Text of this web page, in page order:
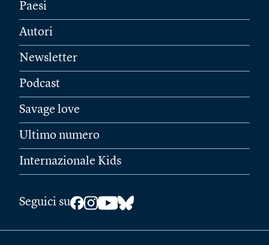
Paesi
Autori
Newsletter
Podcast
Savage love
Ultimo numero
Internazionale Kids
Seguici su